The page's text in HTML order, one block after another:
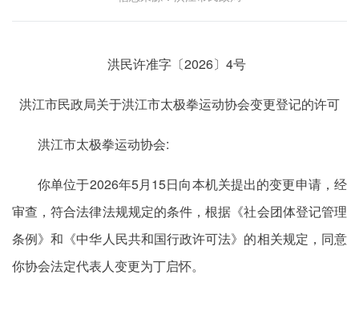
洪民许准字〔2026〕4号
洪江市民政局关于洪江市太极拳运动协会变更登记的许可
洪江市太极拳运动协会:
你单位于2026年5月15日向本机关提出的变更申请，经
审查，符合法律法规规定的条件，根据《社会团体登记管理
条例》和《中华人民共和国行政许可法》的相关规定，同意
你协会法定代表人变更为丁启怀。